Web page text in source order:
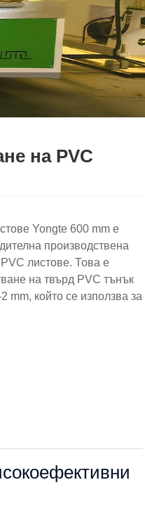
на PVC
Yongte 600 mm е
производствена
листове. Това е
на твърд PVC тънък
mm, който се използва за